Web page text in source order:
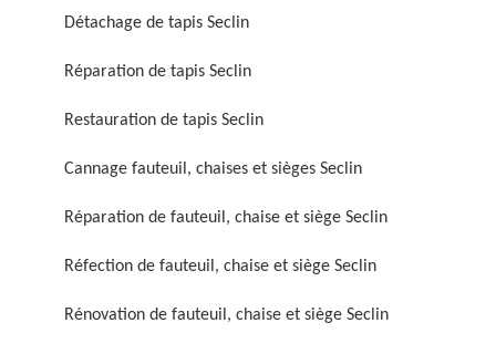
chaise et siège 59
Rénovation de fauteuil,
Nettoyage de fauteuil,
Détachage de tapis Seclin
Réparation de tapis Seclin
Restauration de tapis Seclin
Cannage fauteuil, chaises et sièges Seclin
Réparation de fauteuil, chaise et siège Seclin
Réfection de fauteuil, chaise et siège Seclin
Rénovation de fauteuil, chaise et siège Seclin